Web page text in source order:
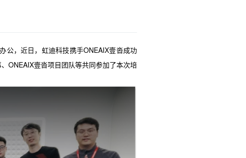
公，近日，虹迪科技携手ONEAIX壹沓成功
ONEAIX壹沓项目团队等共同参加了本次培